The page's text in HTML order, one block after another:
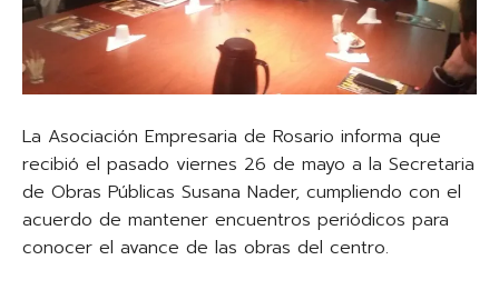
La Asociación Empresaria de Rosario informa que
recibió el pasado viernes 26 de mayo a la Secretaria
de Obras Públicas Susana Nader, cumpliendo con el
acuerdo de mantener encuentros periódicos para
conocer el avance de las obras del centro.